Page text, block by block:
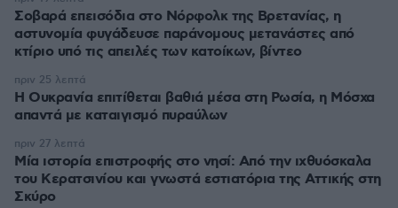
Σοβαρά επεισόδια στο Νόρφολκ της Βρετανίας, η
αστυνομία φυγάδευσε παράνομους μετανάστες από
κτίριο υπό τις απειλές των κατοίκων, βίντεο
Η Ουκρανία επιτίθεται βαθιά μέσα στη Ρωσία, η Μόσχα
απαντά με καταιγισμό πυραύλων
πριν 25 λεπτά
Μία ιστορία επιστροφής στο νησί: Από την ιχθυόσκαλα
του Κερατσινίου και γνωστά εστιατόρια της Αττικής στη
Σκύρο
πριν 27 λεπτά